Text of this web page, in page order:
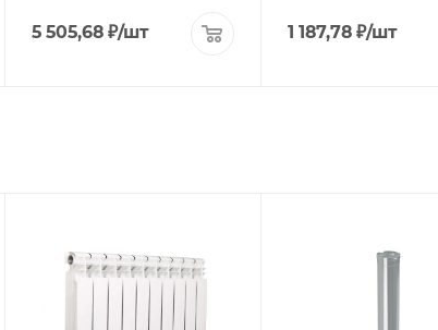
5 505,68 ₽/шт 1 187,78₽/шт